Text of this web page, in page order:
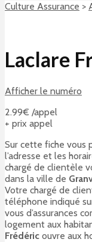
Culture Assurance >
Laclare
Afficher le numéro
2.99€ /appel
+ prix appel
Sur cette fiche vous
l’adresse et les
chargé de clientèle
dans la ville de
Votre chargé de
téléphone indiqué
vous d’assurances
logement aux
Frédéric ouvre aux